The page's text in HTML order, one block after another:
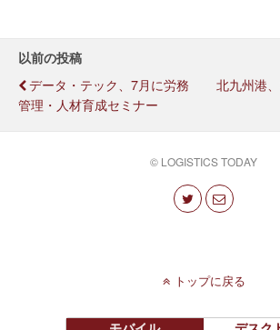
以前の投稿
データ・テック、7月に労務
管理・人材育成セミナー
北九州港
© LOGISTICS TODAY
トップに戻る